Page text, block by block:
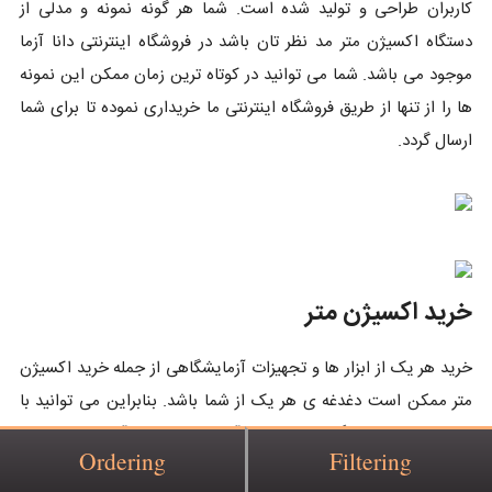
Filtering
Ordering
کاربران طراحی و تولید شده است. شما هر گونه نمونه و مدلی از
دستگاه اکسیژن متر مد نظر تان باشد در فروشگاه اینترنتی دانا آزما
موجود می باشد. شما می توانید در کوتاه ترین زمان ممکن این نمونه
ها را از تنها از طریق فروشگاه اینترنتی ما خریداری نموده تا برای شما
ارسال گردد.
خرید اکسیژن متر
خرید هر یک از ابزار ها و تجهیزات آزمایشگاهی از جمله خرید اکسیژن
متر ممکن است دغدغه ی هر یک از شما باشد. بنابراین می توانید با
خرید از طریق فروشگاه اینترنتی دانا آزما خیال خود را آسوده کنید. باید
گفت که ابزار اندازه گیری وسیله ای برای اندازه گیری کمیت های